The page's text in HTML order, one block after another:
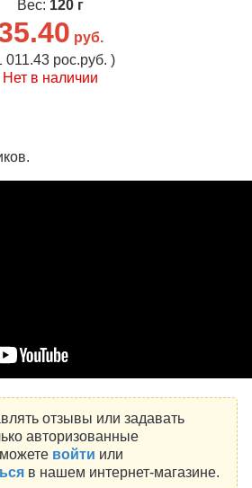
Вес: 120 г
руб.
011.43 рос.руб. )
Нет в наличии
отзывы или задавать
авторизованные
войти или
в нашем интернет-магазине.